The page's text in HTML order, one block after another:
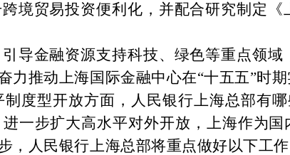
境贸易投资便利化，并配合研究制定《
导金融资源支持科技、绿色等重点领域
力推动上海国际金融中心在“十五五”时
度型开放方面，人民银行上海总部有哪
一步扩大高水平对外开放，上海作为国
人民银行上海总部将重点做好以下工作